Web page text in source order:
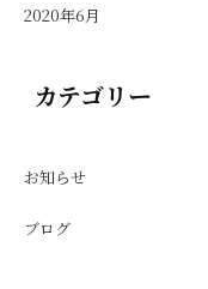
2020年6月
カテゴリー
お知らせ
ブログ